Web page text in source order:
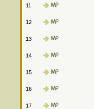
11
12
13
14
15
16
17